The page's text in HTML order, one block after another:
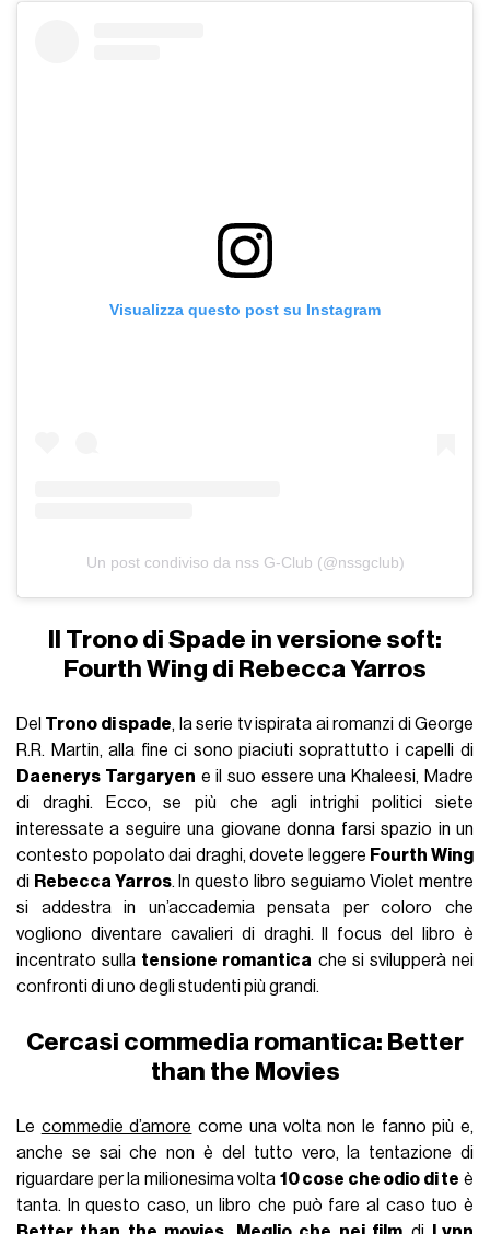
Visualizza questo post su Instagram
Un post condiviso da nss G-Club (@nssgclub)
Il Trono di Spade in versione soft:
Fourth Wing di Rebecca Yarros
Del Trono di spade, la serie tv ispirata ai romanzi di George
R.R. Martin, alla fine ci sono piaciuti soprattutto i capelli di
Daenerys Targaryen e il suo essere una Khaleesi, Madre
di draghi. Ecco, se più che agli intrighi politici siete
interessate a seguire una giovane donna farsi spazio in un
contesto popolato dai draghi, dovete leggere Fourth Wing
di Rebecca Yarros. In questo libro seguiamo Violet mentre
si addestra in un’accademia pensata per coloro che
vogliono diventare cavalieri di draghi. Il focus del libro è
incentrato sulla tensione romantica che si svilupperà nei
confronti di uno degli studenti più grandi.
Cercasi commedia romantica: Better
than the Movies
Le commedie d’amore come una volta non le fanno più e,
anche se sai che non è del tutto vero, la tentazione di
riguardare per la milionesima volta 10 cose che odio di te è
tanta. In questo caso, un libro che può fare al caso tuo è